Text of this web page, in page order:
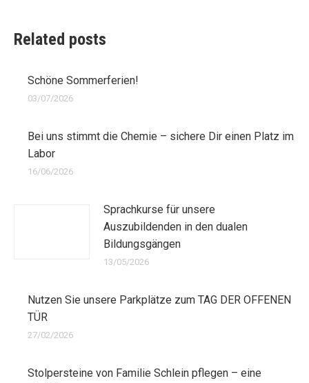
Related posts
Schöne Sommerferien!
03/07/2026
Bei uns stimmt die Chemie – sichere Dir einen Platz im
Labor
16/06/2026
Sprachkurse für unsere
Auszubildenden in den dualen
Bildungsgängen
13/05/2026
Nutzen Sie unsere Parkplätze zum TAG DER OFFENEN
TÜR
27/02/2026
Stolpersteine von Familie Schlein pflegen – eine